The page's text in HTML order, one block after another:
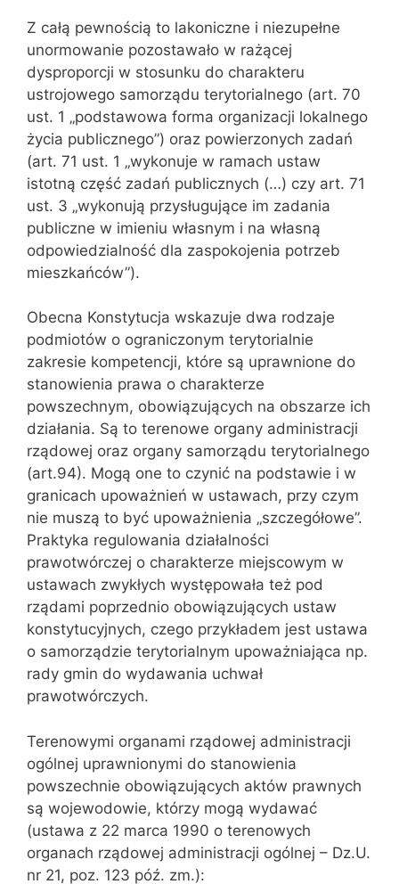
Z całą pewnością to lakoniczne i niezupełne
unormowanie pozostawało w rażącej
dysproporcji w stosunku do charakteru
ustrojowego samorządu terytorialnego (art. 70
ust. 1 „podstawowa forma organizacji lokalnego
życia publicznego”) oraz powierzonych zadań
(art. 71 ust. 1 „wykonuje w ramach ustaw
istotną część zadań publicznych (…) czy art. 71
ust. 3 „wykonują przysługujące im zadania
publiczne w imieniu własnym i na własną
odpowiedzialność dla zaspokojenia potrzeb
mieszkańców”).
Obecna Konstytucja wskazuje dwa rodzaje
podmiotów o ograniczonym terytorialnie
zakresie kompetencji, które są uprawnione do
stanowienia prawa o charakterze
powszechnym, obowiązujących na obszarze ich
działania. Są to terenowe organy administracji
rządowej oraz organy samorządu terytorialnego
(art.94). Mogą one to czynić na podstawie i w
granicach upoważnień w ustawach, przy czym
nie muszą to być upoważnienia „szczegółowe”.
Praktyka regulowania działalności
prawotwórczej o charakterze miejscowym w
ustawach zwykłych występowała też pod
rządami poprzednio obowiązujących ustaw
konstytucyj‌nych, czego przykładem jest ustawa
o samorządzie terytorialnym upoważnia‌jąca np.
rady gmin do wydawania uchwał
prawotwórczych.
Terenowymi organami rządowej administracji
ogólnej uprawnionymi do stanowienia
powszechnie obowiązujących aktów prawnych
są wojewodowie, którzy mogą wydawać
(ustawa z 22 marca 1990 o terenowych
organach rządowej administracji ogólnej – Dz.U.
nr 21, poz. 123 póź. zm.):